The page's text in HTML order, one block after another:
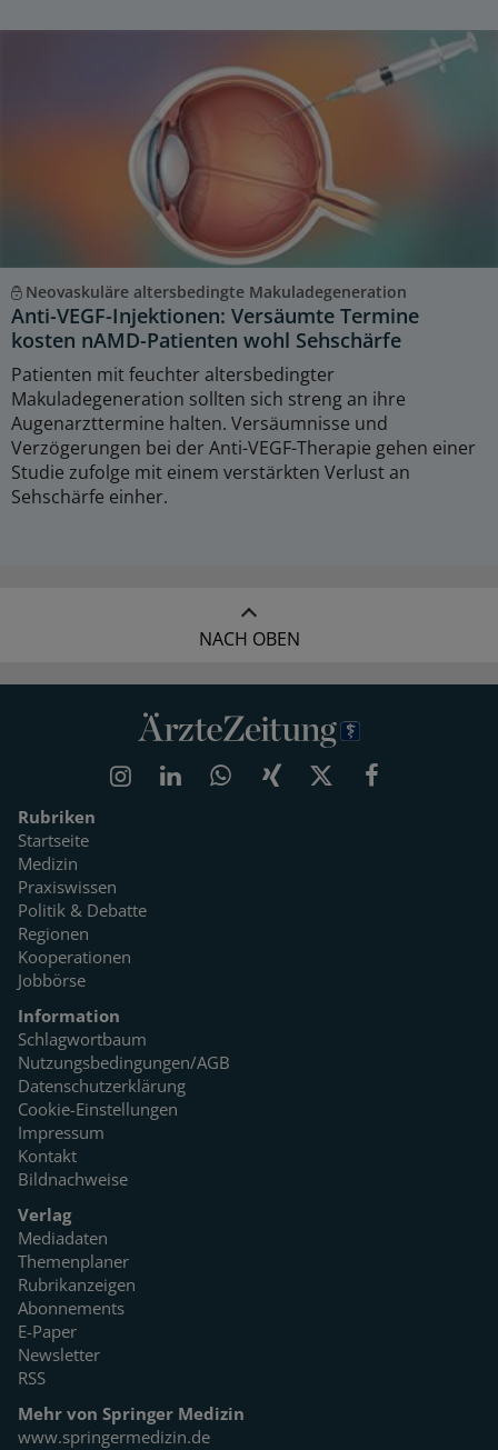
Neovaskuläre altersbedingte Makuladegeneration
Anti-VEGF-Injektionen: Versäumte Termine
kosten nAMD-Patienten wohl Sehschärfe
Patienten mit feuchter altersbedingter
Makuladegeneration sollten sich streng an ihre
Augenarzttermine halten. Versäumnisse und
Verzögerungen bei der Anti-VEGF-Therapie gehen einer
Studie zufolge mit einem verstärkten Verlust an
Sehschärfe einher.
NACH OBEN
Rubriken
Startseite
Medizin
Praxiswissen
Politik & Debatte
Regionen
Kooperationen
Jobbörse
Information
Schlagwortbaum
Nutzungsbedingungen/AGB
Datenschutzerklärung
Cookie-Einstellungen
Impressum
Kontakt
Bildnachweise
Verlag
Mediadaten
Themenplaner
Rubrikanzeigen
Abonnements
E-Paper
Newsletter
RSS
Mehr von Springer Medizin
www.springermedizin.de